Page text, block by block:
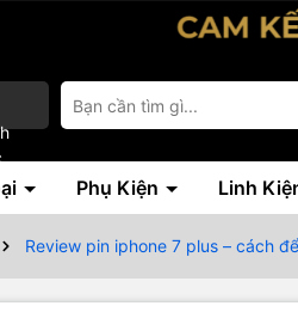
Phụ Kiện Linh
Review pin iphone 7 plus – cách